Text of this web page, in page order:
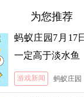
为您推荐
蚂蚁庄园7月17
一定高于淡水鱼
游戏新闻 蚂蚁庄园